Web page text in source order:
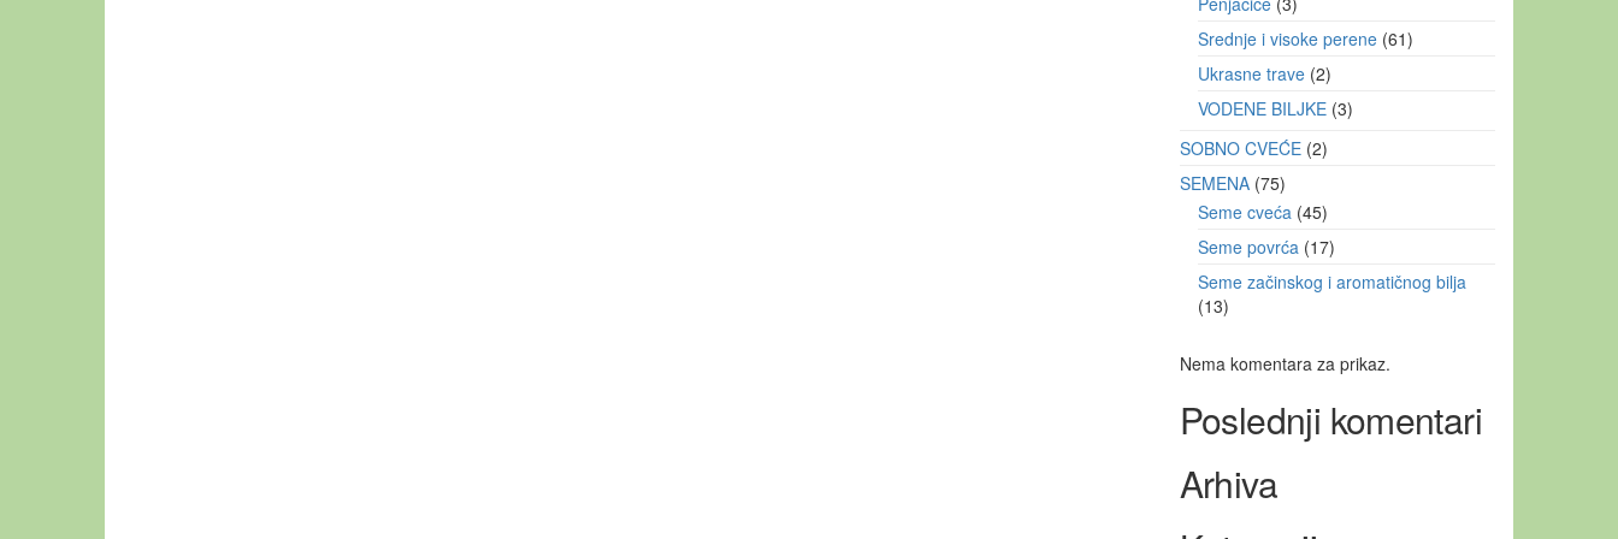
Srednje i visoke perene 61
Ukrasne trave 2
VODENE BILJKE 3
SOBNO CVEĆE 2
SEMENA 75
Seme cveća 45
Seme povrća 17
Seme začinskog i aromatičnog bilja
13
Nema komentara za prikaz.
Poslednji komentari
Arhiva